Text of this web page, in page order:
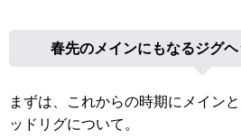
春先のメインにもなるジグ
まずは、これからの時期にメイン
ッドリグについて。